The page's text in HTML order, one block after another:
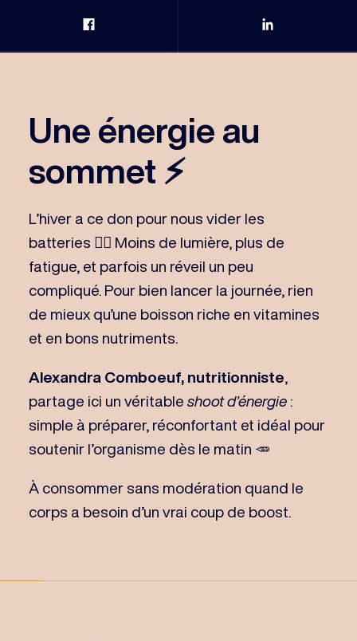
Partage Facebook Partage
Une énergie au
sommet ⚡️
L’hiver a ce don pour nous vider les
batteries 😮‍💨 Moins de lumière, plus de
fatigue, et parfois un réveil un peu
compliqué. Pour bien lancer la journée, rien
de mieux qu’une boisson riche en vitamines
et en bons nutriments.
Alexandra Comboeuf, nutritionniste
partage ici un véritable shoot d’énergie:
simple à préparer, réconfortant et idéal pour
soutenir l’organisme dès le matin 🥕
À consommer sans modération quand le
corps a besoin d’un vrai coup de boost.